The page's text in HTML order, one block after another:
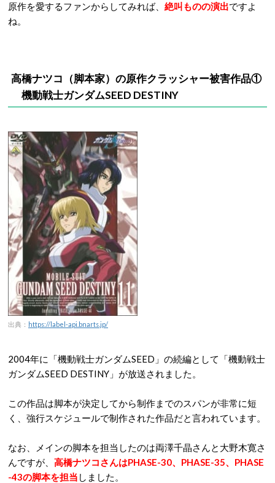
原作を愛するファンからしてみれば、 絶叫ものの演出ですよ
ね。
高橋ナツコ（脚本家） の原作クラッシャー被害作品①
機動戦士ガンダムSEED DESTINY
出典： https://label-api.bnarts.jp/
2004年に「機動戦士ガンダムSEED」の続編として「機動戦士
ガンダムSEED DESTINY」が放送されました。
この作品は脚本が決定してから制作までのスパンが非常に短
く、強行スケジュールで制作された作品だと言われています。
なお、メインの脚本を担当したのは両澤千晶さんと大野木寛さ
んですが、 高橋ナツコさんはPHASE-30、PHASE-35、PHASE
-43の脚本を担当 しました。